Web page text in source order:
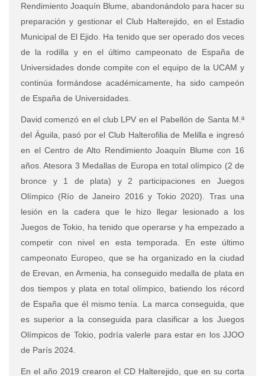
Rendimiento Joaquín Blume, abandonándolo para hacer su
preparación y gestionar el Club Halterejido, en el Estadio
Municipal de El Ejido. Ha tenido que ser operado dos veces
de la rodilla y en el último campeonato de España de
Universidades donde compite con el equipo de la UCAM y
continúa formándose académicamente, ha sido campeón
de España de Universidades.
David comenzó en el club LPV en el Pabellón de Santa M.ª
del Águila, pasó por el Club Halterofilia de Melilla e ingresó
en el Centro de Alto Rendimiento Joaquín Blume con 16
años. Atesora 3 Medallas de Europa en total olímpico (2 de
bronce y 1 de plata) y 2 participaciones en Juegos
Olímpico (Río de Janeiro 2016 y Tokio 2020). Tras una
lesión en la cadera que le hizo llegar lesionado a los
Juegos de Tokio, ha tenido que operarse y ha empezado a
competir con nivel en esta temporada. En este último
campeonato Europeo, que se ha organizado en la ciudad
de Erevan, en Armenia, ha conseguido medalla de plata en
dos tiempos y plata en total olímpico, batiendo los récord
de España que él mismo tenía. La marca conseguida, que
es superior a la conseguida para clasificar a los Juegos
Olímpicos de Tokio, podría valerle para estar en los JJOO
de París 2024.
En el año 2019 crearon el CD Halterejido, que en su corta